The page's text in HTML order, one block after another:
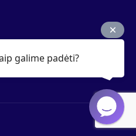
„Perlo“ terminaluose,
galime padėti?